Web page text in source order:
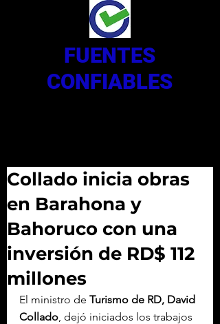
FUENTES
CONFIABLES
Collado inicia obras
en Barahona y
Bahoruco con una
inversión de RD$ 112
millones
El ministro de Turismo de RD, David
Collado, dejó iniciados los trabajos